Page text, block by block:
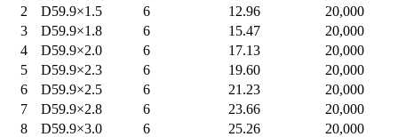
2
D59.9×1.5 6 12.96
20,000
3
D59.9×1.8 6 15.47
20,000
4
D59.9×2.0 6 17.13
20,000
5
D59.9×2.3 6 19.60
20,000
6
D59.9×2.5 6 21.23
20,000
7
D59.9×2.8 6 23.66
20,000
8
D59.9×3.0 6 25.26
20,000